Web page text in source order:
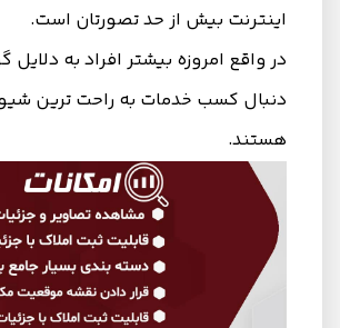
اینترنت بیش از حد تصورتان است‌.
در واقع امروزه بیشتر افراد به دلایل
دنبال کسب خدمات به راحت ترین
هستند.